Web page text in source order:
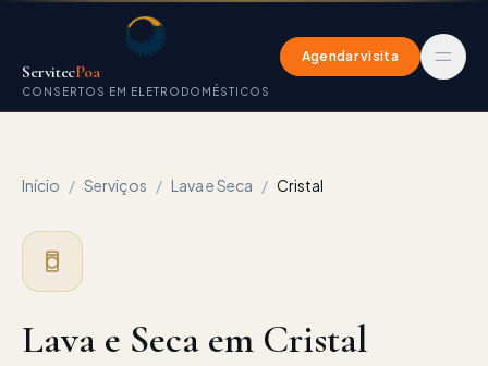
ServitecPoa
CONSERTOS EM ELETRODOMÉSTICOS
Agendar visita
Início / Serviços / Lava e Seca / Cristal
Lava e Seca em Cristal